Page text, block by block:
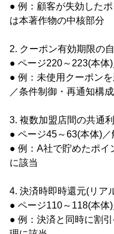
● 例：顧客が失効した
は本著作物の中核部分
2. クーポン有効期限の
● ページ220～223(本体
● 例：未使用クーポン
／条件制御・再通知構
3. 複数加盟店間の共通
● ページ45～63(本体)
● 例：A社で貯めたポイ
に該当
4. 決済時即時還元(リア
● ページ110～118(本体
● 例：決済と同時に割